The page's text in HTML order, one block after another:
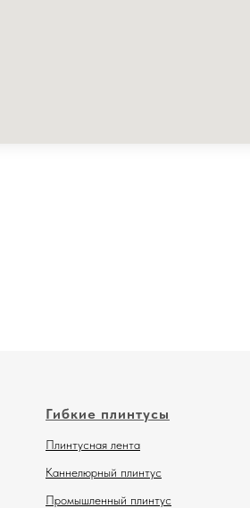
Гибкие плинтусы
Плинтусная лента
Каннелюрный плинтус
Промышленный плинтус